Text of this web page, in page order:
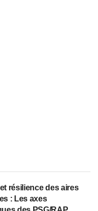
résilience des aires
: Les axes